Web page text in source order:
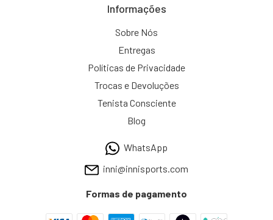
Informações
Sobre Nós
Entregas
Políticas de Privacidade
Trocas e Devoluções
Tenista Consciente
Blog
WhatsApp
inni@innisports.com
Formas de pagamento